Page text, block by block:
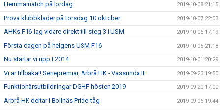
Hemmamatch på lördag 2019-10-08 21:15
Prova klubbkläder på torsdag 10 oktober 2019-10-07 22:03
AHKs F16-lag vidare direkt till steg 3 i USM 2019-10-06 17:19
Första dagen på helgens USM F16 2019-10-05 21:18
Nu startar vi upp F2014 2019-10-01 20:29
Vi är tillbaka!! Seriepremiär, Arbrå HK - Vassunda IF 2019-09-23 19:50
Funktionärsutbildningar DGHF hösten 2019 2019-09-20 17:00
Arbrå HK deltar i Bollnäs Pride-tåg 2019-09-06 19:44